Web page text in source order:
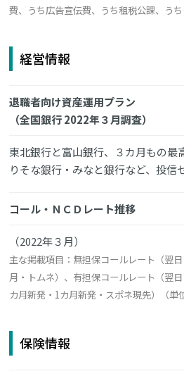
費、うち広告宣伝費、うち租税公課、うち
経営情報
退職者向け資産運用プラン
（全国銀行 2022年３月調査）
東北銀行と富山銀行、３カ月もの最
りそな銀行・みなと銀行など、投信
コール・ＮＣＤレート推移
（2022年３月）
主な掲載項目：無担保コールレート（翌
月・トムネ）、有担保コールレート（翌
カ月新発・1カ月新発・スポネ現先）（単
保険情報